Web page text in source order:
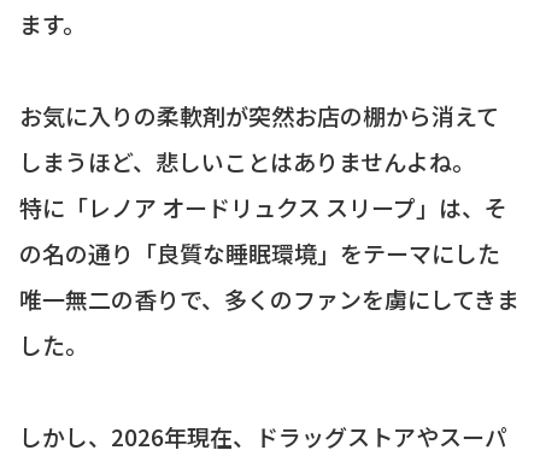
ます。
お気に入りの柔軟剤が突然お店の棚から消えて
しまうほど、悲しいことはありませんよね。
特に「レノア オードリュクス スリープ」は、そ
の名の通り「良質な睡眠環境」をテーマにした
唯一無二の香りで、多くのファンを虜にしてきま
した。
しかし、2026年現在、ドラッグストアやスーパ